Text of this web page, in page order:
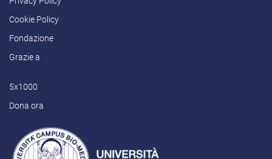
Cookie Policy
Fondazione
Grazie a
5x1000
Dona ora